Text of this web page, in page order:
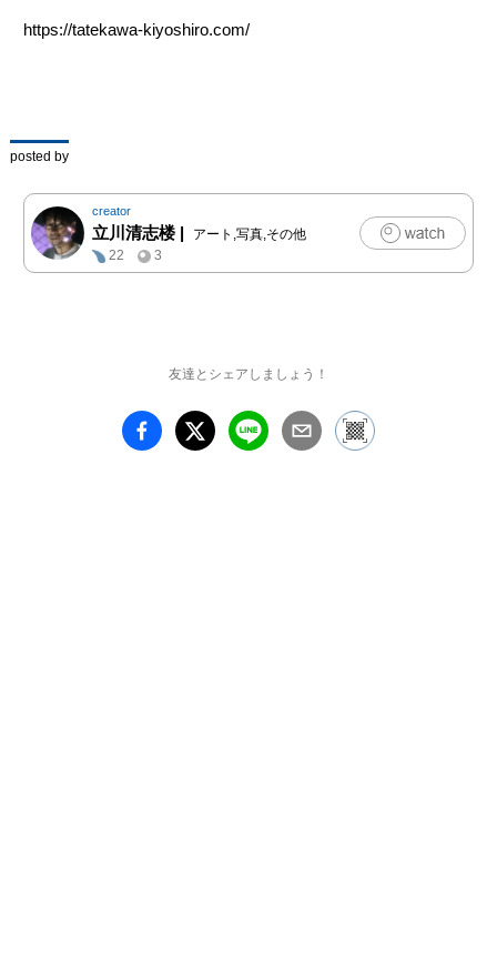
ーと電子楽器を同時に駆
に変化し、進化し続ける
す。継続的に進化を続け
る「第二次三カ年計画」
を是非ご覧ください！
ない方も後日視聴できま
https://tatekawa-kiyoshiro.com/
posted by
creator
立川清志楼 |
アート,写真,その他
22
3
友達とシェアしましょう！